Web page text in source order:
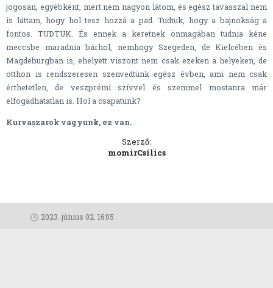
jogosan, egyébként, mert nem nagyon látom, és egész tavasszal nem
is láttam, hogy hol tesz hozzá a pad. Tudtuk, hogy a bajnokság a
fontos. TUDTUK. És ennek a keretnek önmagában tudnia kéne
meccsbe maradnia bárhol, nemhogy Szegeden, de Kielcében és
Magdeburgban is, ehelyett viszont nem csak ezeken a helyeken, de
otthon is rendszeresen szenvedtünk egész évben, ami nem csak
érthetetlen, de veszprémi szívvel és szemmel mostanra már
elfogadhatatlan is. Hol a csapatunk?
Kurvaszarok vagyunk, ez van.
Szerző:
momirCsilics
2023. június 02. 16:05